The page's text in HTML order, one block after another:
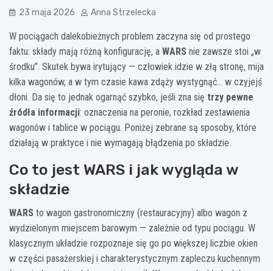
23 maja 2026 Anna Strzelecka
W pociągach dalekobieżnych problem zaczyna się od prostego
faktu: składy mają różną konfigurację, a WARS nie zawsze stoi „w
środku”. Skutek bywa irytujący — człowiek idzie w złą stronę, mija
kilka wagonów, a w tym czasie kawa zdąży wystygnąć… w czyjejś
dłoni. Da się to jednak ogarnąć szybko, jeśli zna się trzy pewne
źródła informacji: oznaczenia na peronie, rozkład zestawienia
wagonów i tablice w pociągu. Poniżej zebrane są sposoby, które
działają w praktyce i nie wymagają błądzenia po składzie.
Co to jest WARS i jak wygląda w
składzie
WARS to wagon gastronomiczny (restauracyjny) albo wagon z
wydzielonym miejscem barowym — zależnie od typu pociągu. W
klasycznym układzie rozpoznaje się go po większej liczbie okien
w części pasażerskiej i charakterystycznym zapleczu kuchennym